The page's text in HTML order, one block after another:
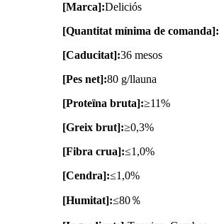
[Marca]:Deliciós
[Quantitat mínima de comanda]:
[Caducitat]:36 mesos
[Pes net]:80 g/llauna
[Proteïna bruta]:≥11%
[Greix brut]:≥0,3%
[Fibra crua]:≤1,0%
[Cendra]:≤1,0%
[Humitat]:≤80％